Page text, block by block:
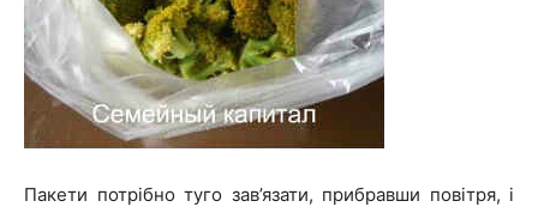
Пакети потрібно туго зав’язати, прибравши повітря, і